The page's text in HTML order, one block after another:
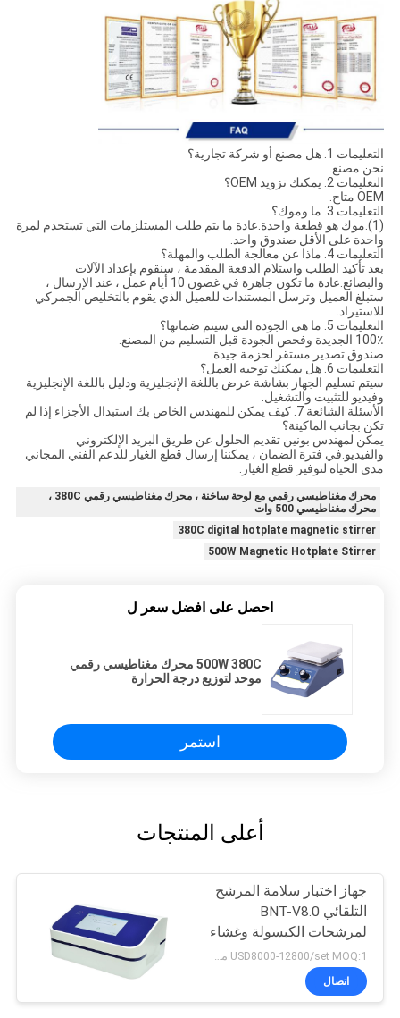
التعليمات 1. هل مصنع أو شركة تجارية؟
نحن مصنع.
التعليمات 2. يمكنك تزويد OEM؟
OEM متاح.
التعليمات 3. ما وموك؟
(1).موك هو قطعة واحدة.عادة ما يتم طلب المستلزمات التي تستخدم لمرة
واحدة على الأقل صندوق واحد.
التعليمات 4. ماذا عن معالجة الطلب والمهلة؟
بعد تأكيد الطلب واستلام الدفعة المقدمة ، سنقوم بإعداد الآلات
والبضائع.عادة ما تكون جاهزة في غضون 10 أيام عمل ، عند الإرسال ،
ستبلغ العميل وترسل المستندات للعميل الذي يقوم بالتخليص الجمركي
للاستيراد.
التعليمات 5. ما هي الجودة التي سيتم ضمانها؟
100٪ الجديدة وفحص الجودة قبل التسليم من المصنع.
صندوق تصدير مستقر لحزمة جيدة.
التعليمات 6. هل يمكنك توجيه العمل؟
سيتم تسليم الجهاز بشاشة عرض باللغة الإنجليزية ودليل باللغة الإنجليزية
وفيديو للتثبيت والتشغيل.
الأسئلة الشائعة 7. كيف يمكن للمهندس الخاص بك استبدال الأجزاء إذا لم
تكن بجانب الماكينة؟
يمكن لمهندس بونين تقديم الحلول عن طريق البريد الإلكتروني
والفيديو.في فترة الضمان ، يمكننا إرسال قطع الغيار للدعم الفني المجاني
مدى الحياة لتوفير قطع الغيار.
محرك مغناطيسي رقمي مع لوحة ساخنة ، محرك مغناطيسي رقمي 380C ،
محرك مغناطيسي 500 وات
380C digital hotplate magnetic stirrer
500W Magnetic Hotplate Stirrer
احصل على افضل سعر ل
500W 380C محرك مغناطيسي رقمي
موحد لتوزيع درجة الحرارة
استمر
أعلى المنتجات
جهاز اختبار سلامة المرشح
التلقائي BNT-V8.0
لمرشحات الكبسولة وغشاء
الترشيح الفائق
USD8000-12800/set MOQ:1 مجموعة
اتصال